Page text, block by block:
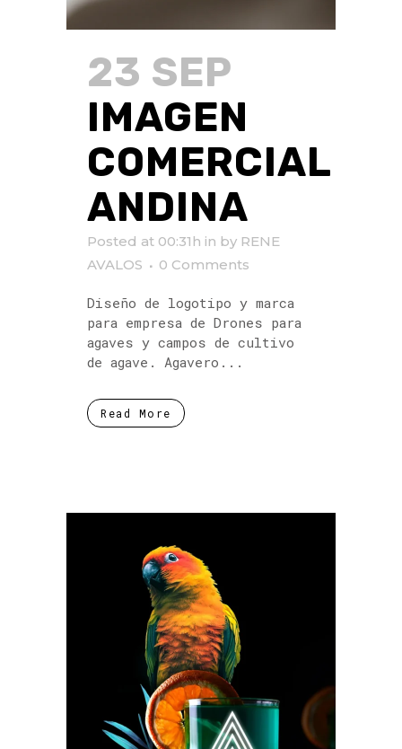
23 SEP
IMAGEN
COMERCIAL
ANDINA
Posted at 00:31h in by RENE
AVALOS
0 Comments
Diseño de logotipo y marca
para empresa de Drones para
agaves y campos de cultivo
de agave. Agavero...
Read More